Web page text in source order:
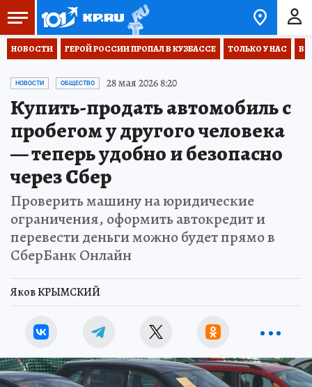
НОВОСТИ ГЕРОЙ РОССИИ ПРОПАЛ В КУЗБАССЕ ТОЛЬКО У НАС
НОВОСТИ ОБЩЕСТВО 28 мая 2026 8:20
Купить-продать автомобиль с
пробегом у другого человека
— теперь удобно и безопасно
через Сбер
Проверить машину на юридические
ограничения, оформить автокредит и
перевести деньги можно будет прямо в
СберБанк Онлайн
Яков КРЫМСКИЙ